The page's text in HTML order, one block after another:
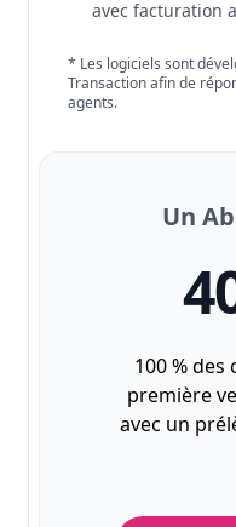
avec facturation
* Les logiciels sont
Transaction afin de
agents.
Un
100 % des
première
avec un